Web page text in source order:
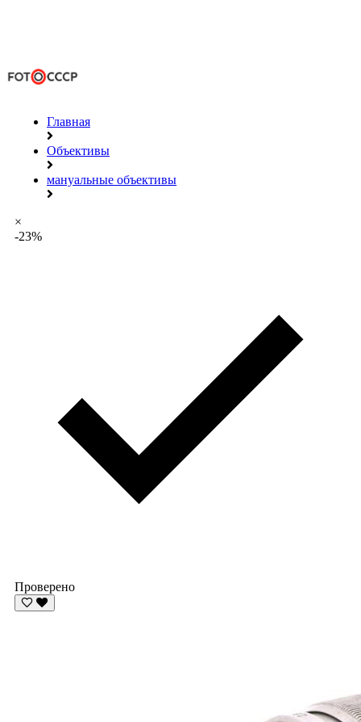
Главная
Объективы
мануальные объективы
×
-23%
Проверено